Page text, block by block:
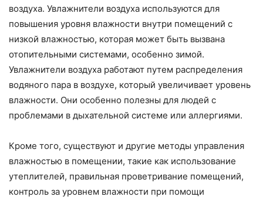
воздуха. Увлажнители воздуха используются для
повышения уровня влажности внутри помещений с
низкой влажностью, которая может быть вызвана
отопительными системами, особенно зимой.
Увлажнители воздуха работают путем распределения
водяного пара в воздухе, который увеличивает уровень
влажности. Они особенно полезны для людей с
проблемами в дыхательной системе или аллергиями.
Кроме того, существуют и другие методы управления
влажностью в помещении, такие как использование
утеплителей, правильная проветривание помещений,
контроль за уровнем влажности при помощи